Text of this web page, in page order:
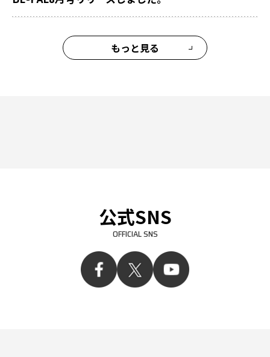
もっと見る
公式SNS
OFFICIAL SNS